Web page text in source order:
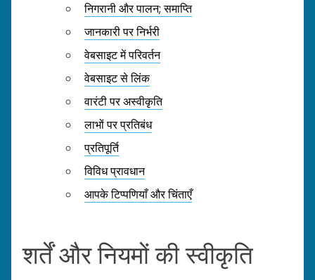
निगरानी और पालन; समाप्ति
जानकारी पर निर्भरी
वेबसाइट में परिवर्तन
वेबसाइट से लिंक
वारंटी पर अस्वीकृति
लाभों पर प्रतिबंध
प्रतिपूर्ति
विविध प्रावधान
आपके टिप्पणियाँ और चिंताएँ
शर्तें और नियमों की स्वीकृति